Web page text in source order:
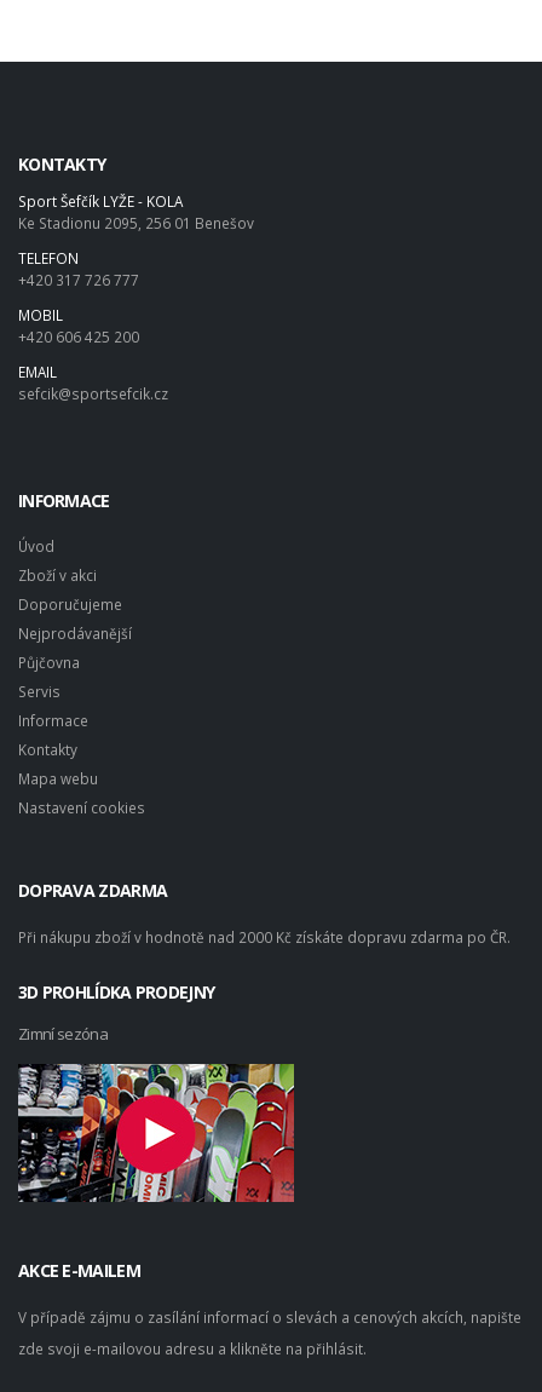
KONTAKTY
Sport Šefčík LYŽE - KOLA
Ke Stadionu 2095, 256 01 Benešov
TELEFON
+420 317 726 777
MOBIL
+420 606 425 200
EMAIL
sefcik@sportsefcik.cz
INFORMACE
Úvod
Zboží v akci
Doporučujeme
Nejprodávanější
Půjčovna
Servis
Informace
Kontakty
Mapa webu
Nastavení cookies
DOPRAVA ZDARMA
Při nákupu zboží v hodnotě nad 2000 Kč získáte dopravu zdarma po ČR.
3D PROHLÍDKA PRODEJNY
Zimní sezóna
AKCE E-MAILEM
V případě zájmu o zasílání informací o slevách a cenových akcích, napište
zde svoji e-mailovou adresu a klikněte na přihlásit.